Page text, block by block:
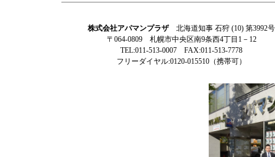
株式会社アパマンプラザ北海道知事 石狩 (10) 第3992号
〒064-0809 札幌市中央区南9条西4丁目1－12
TEL:011-513-0007 FAX:011-513-7778
フリーダイヤル:0120-015510（携帯可）